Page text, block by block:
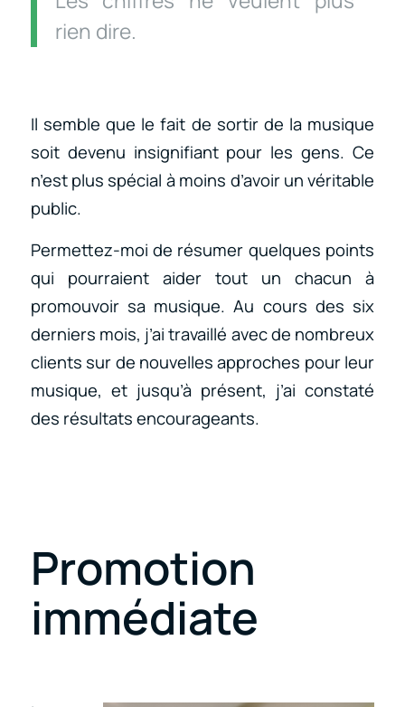
rien dire.
Il semble que le fait de sortir de la musique
soit devenu insignifiant pour les gens. Ce
n’est plus spécial à moins d’avoir un véritable
public.
Permettez-moi de résumer quelques points
qui pourraient aider tout un chacun à
promouvoir sa musique. Au cours des six
derniers mois, j’ai travaillé avec de nombreux
clients sur de nouvelles approches pour leur
musique, et jusqu’à présent, j’ai constaté
des résultats encourageants.
Promotion
immédiate